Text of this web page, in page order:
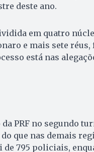
deste ano.
em quatro
e mais sete réus,
está nas
PRF no segundo
que nas demais
de 795 policiais,